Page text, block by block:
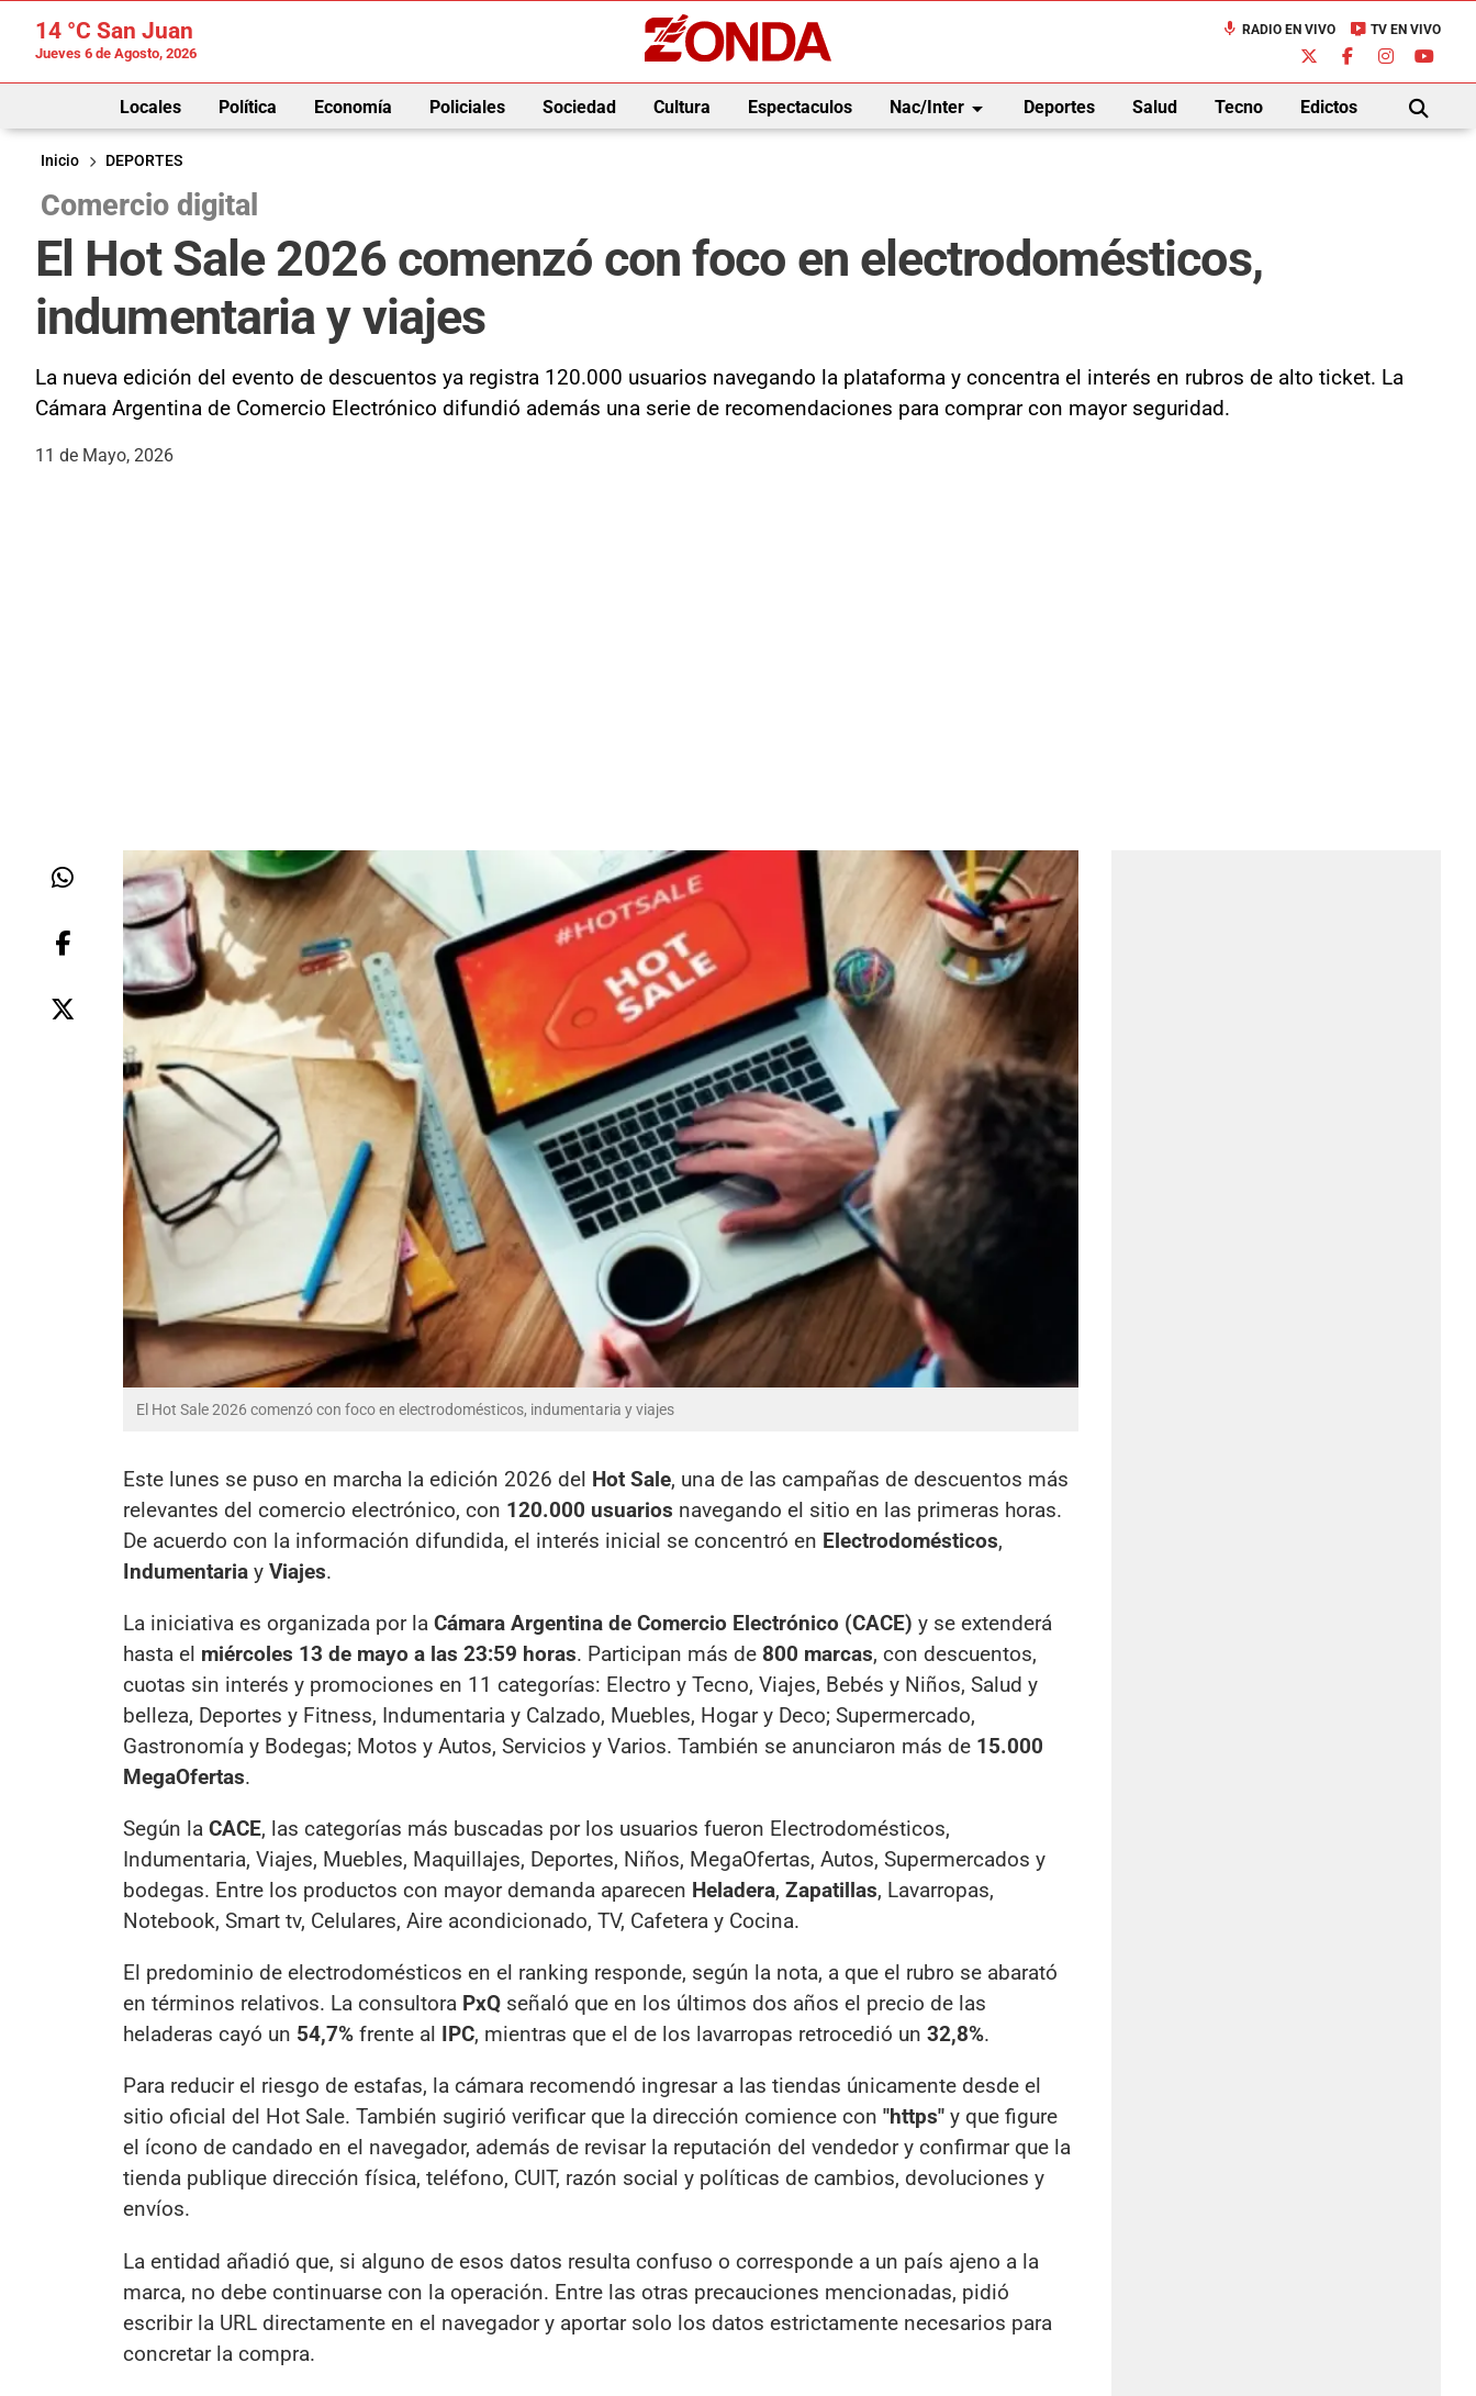
14 °C San Juan
Jueves 6 de Agosto, 2026
mic RADIO EN VIVO live_tv TV EN VIVO
Locales Política Economía Policiales Sociedad Cultura Espectaculos Nac/Interarrow_drop_down Deportes Salud Tecno Edictos
BUSCAR
Inicio
DEPORTES
Comercio digital
El Hot Sale 2026 comenzó con foco en electrodomésticos,
indumentaria y viajes
La nueva edición del evento de descuentos ya registra 120.000 usuarios navegando la plataforma y concentra el interés en rubros de alto ticket. La
Cámara Argentina de Comercio Electrónico difundió además una serie de recomendaciones para comprar con mayor seguridad.
11 de Mayo, 2026
El Hot Sale 2026 comenzó con foco en electrodomésticos, indumentaria y viajes
Este lunes se puso en marcha la edición 2026 del Hot Sale, una de las campañas de descuentos más
relevantes del comercio electrónico, con 120.000 usuarios navegando el sitio en las primeras horas.
De acuerdo con la información difundida, el interés inicial se concentró en Electrodomésticos,
Indumentaria y Viajes.
La iniciativa es organizada por la Cámara Argentina de Comercio Electrónico (CACE) y se extenderá
hasta el miércoles 13 de mayo a las 23:59 horas. Participan más de 800 marcas, con descuentos,
cuotas sin interés y promociones en 11 categorías: Electro y Tecno, Viajes, Bebés y Niños, Salud y
belleza, Deportes y Fitness, Indumentaria y Calzado, Muebles, Hogar y Deco; Supermercado,
Gastronomía y Bodegas; Motos y Autos, Servicios y Varios. También se anunciaron más de 15.000
MegaOfertas.
Según la CACE, las categorías más buscadas por los usuarios fueron Electrodomésticos,
Indumentaria, Viajes, Muebles, Maquillajes, Deportes, Niños, MegaOfertas, Autos, Supermercados y
bodegas. Entre los productos con mayor demanda aparecen Heladera, Zapatillas, Lavarropas,
Notebook, Smart tv, Celulares, Aire acondicionado, TV, Cafetera y Cocina.
El predominio de electrodomésticos en el ranking responde, según la nota, a que el rubro se abarató
en términos relativos. La consultora PxQ señaló que en los últimos dos años el precio de las
heladeras cayó un 54,7% frente al IPC, mientras que el de los lavarropas retrocedió un 32,8%.
Para reducir el riesgo de estafas, la cámara recomendó ingresar a las tiendas únicamente desde el
sitio oficial del Hot Sale. También sugirió verificar que la dirección comience con "https" y que figure
el ícono de candado en el navegador, además de revisar la reputación del vendedor y confirmar que la
tienda publique dirección física, teléfono, CUIT, razón social y políticas de cambios, devoluciones y
envíos.
La entidad añadió que, si alguno de esos datos resulta confuso o corresponde a un país ajeno a la
marca, no debe continuarse con la operación. Entre las otras precauciones mencionadas, pidió
escribir la URL directamente en el navegador y aportar solo los datos estrictamente necesarios para
concretar la compra.